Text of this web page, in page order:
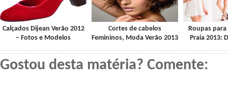
Calçados Dijean Verão 2012
– Fotos e Modelos
Cortes de cabelos
Femininos, Moda Verão 2013
Roupas
Praia 2013:
Gostou desta matéria? Comente: